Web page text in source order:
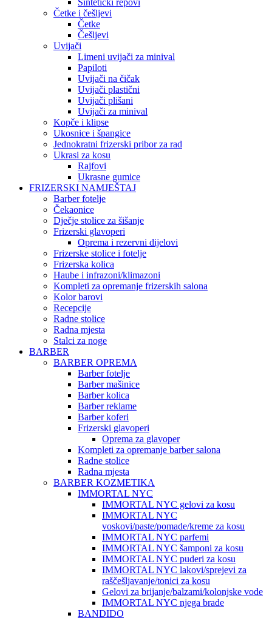
Sintetički repovi
Četke i češljevi
Četke
Češljevi
Uvijači
Limeni uvijači za minival
Papiloti
Uvijači na čičak
Uvijači plastični
Uvijači plišani
Uvijači za minival
Kopče i klipse
Ukosnice i špangice
Jednokratni frizerski pribor za rad
Ukrasi za kosu
Rajfovi
Ukrasne gumice
FRIZERSKI NAMJEŠTAJ
Barber fotelje
Čekaonice
Dječje stolice za šišanje
Frizerski glavoperi
Oprema i rezervni dijelovi
Frizerske stolice i fotelje
Frizerska kolica
Haube i infrazoni/klimazoni
Kompleti za opremanje frizerskih salona
Kolor barovi
Recepcije
Radne stolice
Radna mjesta
Stalci za noge
BARBER
BARBER OPREMA
Barber fotelje
Barber mašinice
Barber kolica
Barber reklame
Barber koferi
Frizerski glavoperi
Oprema za glavoper
Kompleti za opremanje barber salona
Radne stolice
Radna mjesta
BARBER KOZMETIKA
IMMORTAL NYC
IMMORTAL NYC gelovi za kosu
IMMORTAL NYC
voskovi/paste/pomade/kreme za kosu
IMMORTAL NYC parfemi
IMMORTAL NYC šamponi za kosu
IMMORTAL NYC puderi za kosu
IMMORTAL NYC lakovi/sprejevi za
raščešljavanje/tonici za kosu
Gelovi za brijanje/balzami/kolonjske vode
IMMORTAL NYC njega brade
BANDIDO